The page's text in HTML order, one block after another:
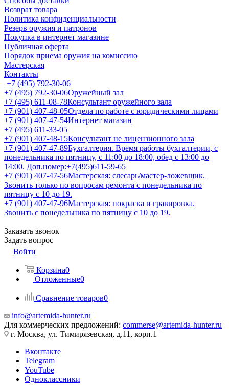
Возврат товара
Политика конфиденциальности
Резерв оружия и патронов
Покупка в интернет магазине
Публичная оферта
Порядок приема оружия на комиссию
Мастерская
Контакты
+7 (495) 792-30-06
+7 (495) 792-30-06Оружейный зал
+7 (495) 611-08-78Консультант оружейного зала
+7 (901) 407-48-05Отдела по работе с юридическими лицами
+7 (901) 407-47-54Интернет магазин
+7 (495) 611-33-05
+7 (901) 407-48-15Консультант не лицензионного зала
+7 (901) 407-47-89Бухгалтерия. Время работы бухгалтерии, с
понедельника по пятницу, с 11:00 до 18:00, обед с 13:00 до
14:00. Доп.номер:+7(495)611-59-65
+7 (901) 407-47-56Мастерская: слесарь/мастер-ложевщик.
Звонить только по вопросам ремонта с понедельника по
пятницу с 10 до 19.
+7 (901) 407-47-96Мастерская: покраска и гравировка.
Звонить с понедельника по пятницу с 10 до 19.
Заказать звонок
Задать вопрос
Войти
Корзина0
Отложенные0
Сравнение товаров0
info@artemida-hunter.ru
Для коммерческих предложений: commerse@artemida-hunter.ru
г. Москва, ул. Тимирязевская, д.11, корп.1
Вконтакте
Telegram
YouTube
Одноклассники